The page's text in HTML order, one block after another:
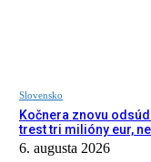
Slovensko
Kočnera znovu
trest tri milióny eur,
6. augusta 2026